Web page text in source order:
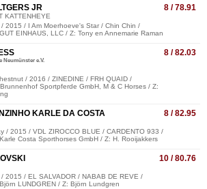
8 / 78.91
JR
KATTENHEYE
2015 / I Am Moerhoeve's Star / Chin Chin /
EINHAUS, LLC / Z: Tony en Annemarie Raman
8 / 82.03
Neumünster e.V.
/ 2016 / ZINEDINE / FRH QUAID /
Sportpferde GmbH, M & C Horses / Z:
8 / 82.95
KARLE DA COSTA
/ 2015 / VDL ZIROCCO BLUE / CARDENTO 933 /
Costa Sporthorses GmbH / Z: H. Rooijakkers
10 / 80.76
2015 / EL SALVADOR / NABAB DE REVE /
LUNDGREN / Z: Björn Lundgren